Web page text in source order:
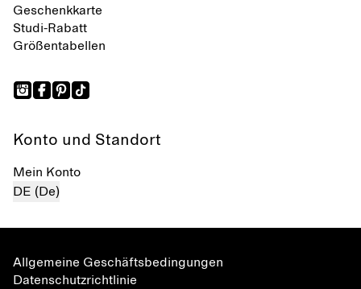
Geschenkkarte
Studi-Rabatt
Größentabellen
Konto und Standort
Mein Konto
DE (De)
Allgemeine Geschäftsbedingungen
Datenschutzrichtlinie